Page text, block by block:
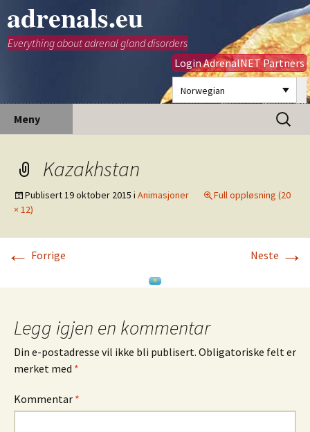
adrenals.eu
Everything about adrenal gland disorders
Login AdrenalNET Partners
Norwegian
Meny
Søk
etter:
Kazakhstan
Publisert19 oktober 2015 i Animasjoner
Full oppløsning (20
× 12)
← Forrige Neste →
Legg igjen en kommentar
Din e-postadresse vil ikke bli publisert. Obligatoriske felt er
merket med *
Kommentar *